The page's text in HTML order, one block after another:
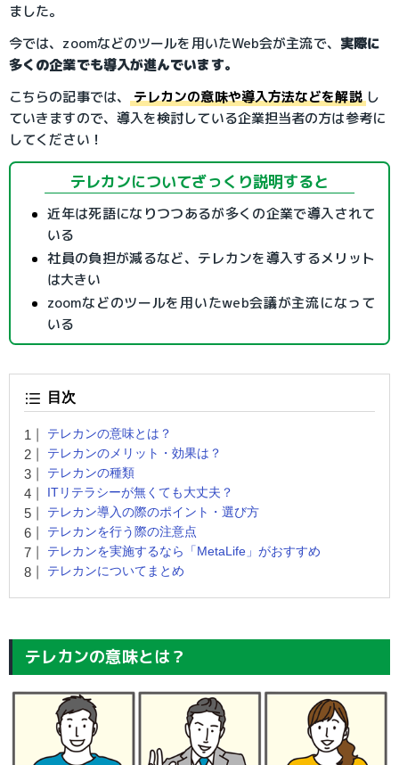
ました。
今では、zoomなどのツールを用いたWeb会が主流で、 実際に
多くの企業でも導入が進んでいます。
こちらの記事では、
テレカンの意味や導入方法などを解説し
ていきますので、導入を検討している企業担当者の方は参考に
してください！
テレカンについてざっくり説明すると
近年は死語になりつつあるが多くの企業で導入されて
いる
社員の負担が減るなど、テレカンを導入するメリット
は大きい
zoomなどのツールを用いたweb会議が主流になって
いる
目次
テレカンの意味とは？
テレカンのメリット・効果は？
テレカンの種類
ITリテラシーが無くても大丈夫？
テレカン導入の際のポイント・選び方
テレカンを行う際の注意点
テレカンを実施するなら「MetaLife」がおすすめ
テレカンについてまとめ
テレカンの意味とは？